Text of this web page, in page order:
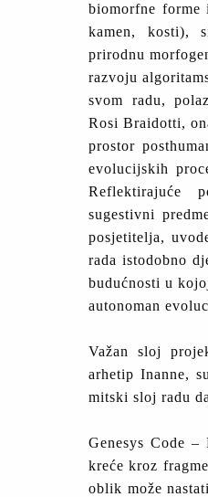
biomorfne forme
kamen, kosti),
prirodnu
razvoju
svom radu,
Rosi Braidotti,
prostor
evolucijskih
Reflektirajuće
sugestivni
posjetitelja,
rada istodobno
budućnosti u
autonoman
Važan sloj
arhetip Inanne,
mitski sloj radu
Genesys Code
kreće kroz
oblik može